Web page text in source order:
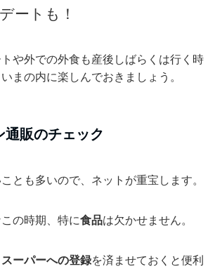
ートも！
や外での外食も産後しばらくは行く時
まの内に楽しんでおきましょう。
通販のチェック
とも多いので、ネットが重宝します。
の時期、特に食品は欠かせません。
ーパーへの登録を済ませておくと便利